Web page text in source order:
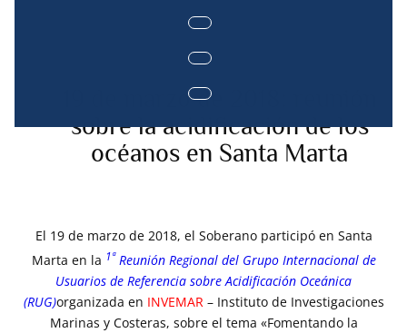
19 de marzo de 2018: reunión
sobre la acidificación de los
océanos en Santa Marta
El 19 de marzo de 2018, el Soberano participó en Santa
Marta en la 1ªReunión Regional del Grupo Internacional de
Usuarios de Referencia sobre Acidificación Oceánica
(RUG)organizada en INVEMAR – Instituto de Investigaciones
Marinas y Costeras, sobre el tema «Fomentando la